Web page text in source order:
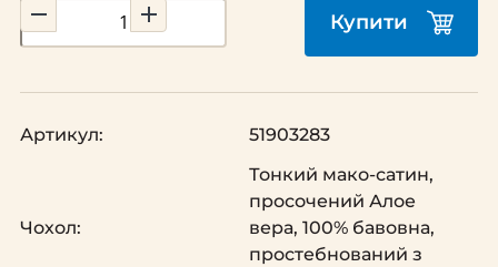
Купити
Артикул: 51903283
Чохол:
Тонкий мако-сатин,
просочений Алое
вера, 100% бавовна,
простебнований з